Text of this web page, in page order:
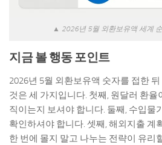
▲ 2026년 5월 외환보유액 세계
지금 볼 행동 포인트
2026년 5월 외환보유액 숫자를 접한
것은 세 가지입니다. 첫째, 원달러 환
직이는지 보셔야 합니다. 둘째, 수입물
확인하셔야 합니다. 셋째, 해외지출 계
한 번에 몰지 말고 나누는 전략이 유리